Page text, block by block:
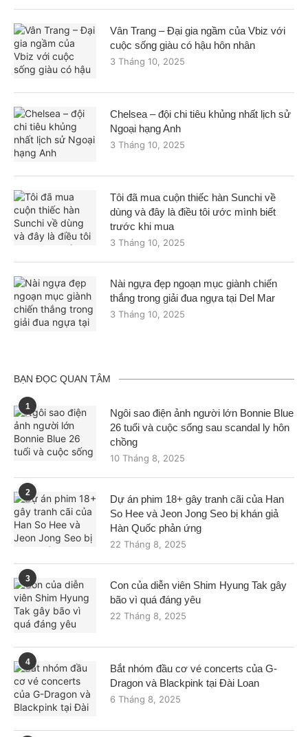
Vân Trang – Đại gia ngầm của Vbiz với
cuộc sống giàu có hậu hôn nhân
3 Tháng 10, 2025
Chelsea – đội chi tiêu khủng nhất lịch sử
Ngoại hạng Anh
3 Tháng 10, 2025
Tôi đã mua cuộn thiếc hàn Sunchi về
dùng và đây là điều tôi ước mình biết
trước khi mua
3 Tháng 10, 2025
Nài ngựa đẹp ngoạn mục giành chiến
thắng trong giải đua ngựa tại Del Mar
3 Tháng 10, 2025
BẠN ĐỌC QUAN TÂM
1
Ngôi sao điện ảnh người lớn Bonnie Blue
26 tuổi và cuộc sống sau scandal ly hôn
chồng
10 Tháng 8, 2025
2
Dự án phim 18+ gây tranh cãi của Han
So Hee và Jeon Jong Seo bị khán giả
Hàn Quốc phản ứng
22 Tháng 8, 2025
3
Con của diễn viên Shim Hyung Tak gây
bão vì quá đáng yêu
22 Tháng 8, 2025
4
Bắt nhóm đầu cơ vé concerts của G-
Dragon và Blackpink tại Đài Loan
6 Tháng 8, 2025